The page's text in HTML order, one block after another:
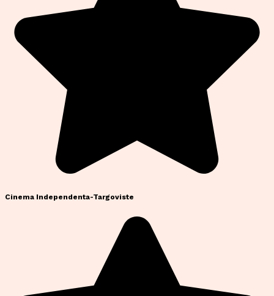
Cinema Independenta-Targoviste